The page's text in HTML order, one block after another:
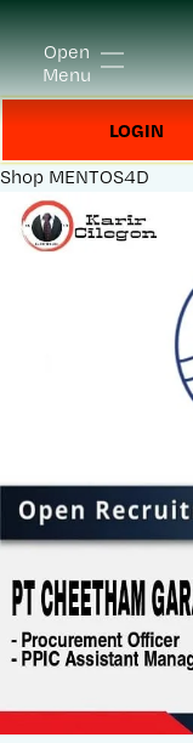
Open
Menu
LOGIN
Shop MENTOS4D